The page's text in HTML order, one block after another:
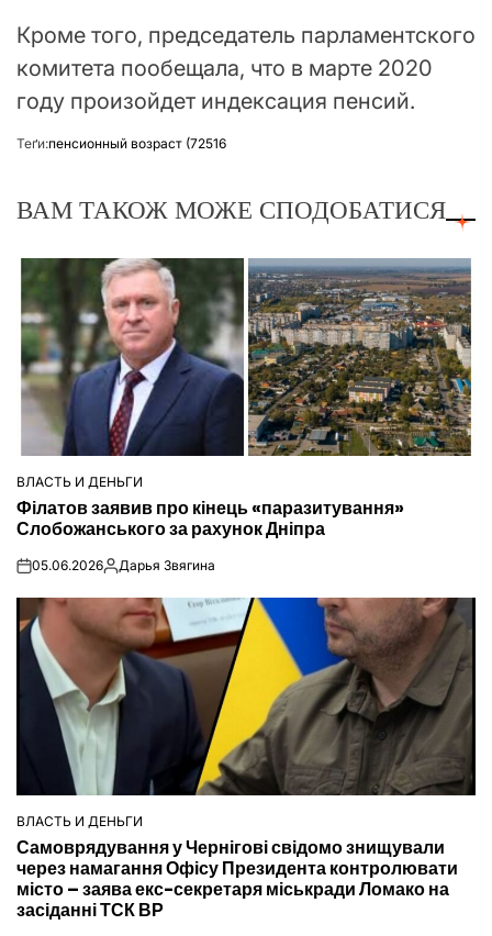
Кроме того, председатель парламентского
комитета пообещала, что в марте 2020
году произойдет индексация пенсий.
Теґи:пенсионный возраст (72516
ВАМ ТАКОЖ МОЖЕ СПОДОБАТИСЯ
ОПУБЛІКУВАТИ
У
ВЛАСТЬ И ДЕНЬГИ
Філатов заявив про кінець «паразитування»
Слобожанського за рахунок Дніпра
on05.06.2026Опубліковано
Дарья Звягина
ОПУБЛІКУВАТИ
У
ВЛАСТЬ И ДЕНЬГИ
Самоврядування у Чернігові свідомо знищували
через намагання Офісу Президента контролювати
місто – заява екс-секретаря міськради Ломако на
засіданні ТСК ВР